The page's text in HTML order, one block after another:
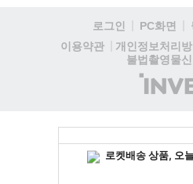
로그인 PC화면
이용약관
개인정보처리방
불법촬영물
(주)
인